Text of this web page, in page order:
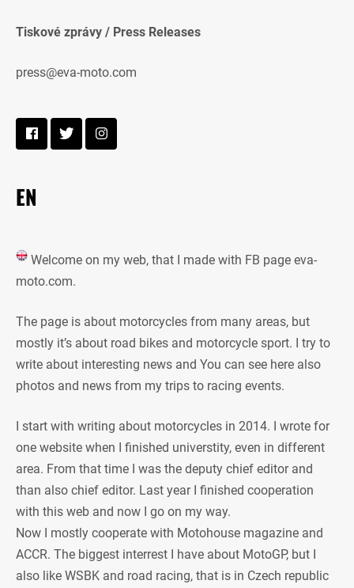
Tiskové zprávy / Press Releases
press@eva-moto.com
EN
Welcome on my web, that I made with FB page eva-
moto.com.
The page is about motorcycles from many areas, but
mostly it’s about road bikes and motorcycle sport. I try to
write about interesting news and You can see here also
photos and news from my trips to racing events.
I start with writing about motorcycles in 2014. I wrote for
one website when I finished universtity, even in different
area. From that time I was the deputy chief editor and
than also chief editor. Last year I finished cooperation
with this web and now I go on my way.
Now I mostly cooperate with Motohouse magazine and
ACCR. The biggest interrest I have about MotoGP, but I
also like WSBK and road racing, that is in Czech republic